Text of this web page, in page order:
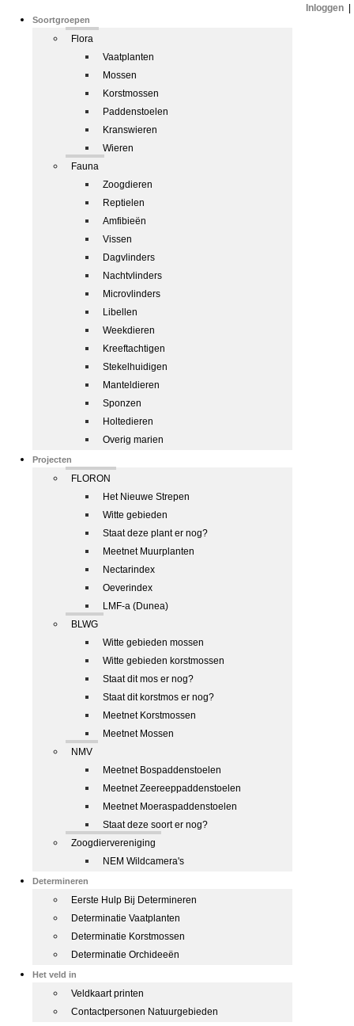
Soortgroepen
Flora
Vaatplanten
Mossen
Korstmossen
Paddenstoelen
Kranswieren
Wieren
Fauna
Zoogdieren
Reptielen
Amfibieën
Vissen
Dagvlinders
Nachtvlinders
Microvlinders
Libellen
Weekdieren
Kreeftachtigen
Stekelhuidigen
Manteldieren
Sponzen
Holtedieren
Overig marien
Projecten
FLORON
Het Nieuwe Strepen
Witte gebieden
Staat deze plant er nog?
Meetnet Muurplanten
Nectarindex
Oeverindex
LMF-a (Dunea)
BLWG
Witte gebieden mossen
Witte gebieden korstmossen
Staat dit mos er nog?
Staat dit korstmos er nog?
Meetnet Korstmossen
Meetnet Mossen
NMV
Meetnet Bospaddenstoelen
Meetnet Zeereeppaddenstoelen
Meetnet Moeraspaddenstoelen
Staat deze soort er nog?
Zoogdiervereniging
NEM Wildcamera's
Determineren
Eerste Hulp Bij Determineren
Determinatie Vaatplanten
Determinatie Korstmossen
Determinatie Orchideeën
Het veld in
Veldkaart printen
Contactpersonen Natuurgebieden
Inloggen